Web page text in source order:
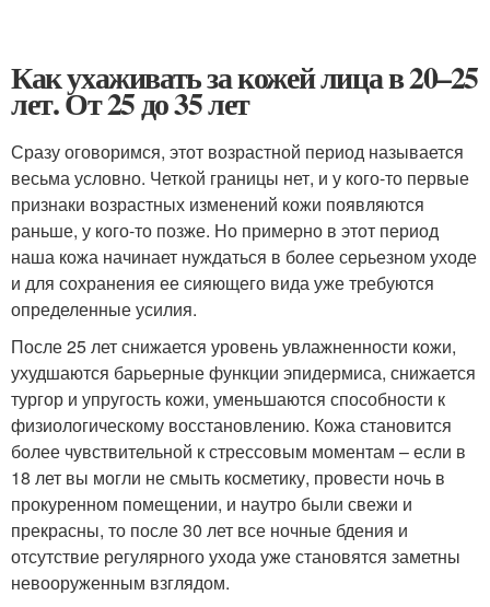
Как ухаживать за кожей лица в 20–25
лет. От 25 до 35 лет
Сразу оговоримся, этот возрастной период называется
весьма условно. Четкой границы нет, и у кого-то первые
признаки возрастных изменений кожи появляются
раньше, у кого-то позже. Но примерно в этот период
наша кожа начинает нуждаться в более серьезном уходе
и для сохранения ее сияющего вида уже требуются
определенные усилия.
После 25 лет снижается уровень увлажненности кожи,
ухудшаются барьерные функции эпидермиса, снижается
тургор и упругость кожи, уменьшаются способности к
физиологическому восстановлению. Кожа становится
более чувствительной к стрессовым моментам – если в
18 лет вы могли не смыть косметику, провести ночь в
прокуренном помещении, и наутро были свежи и
прекрасны, то после 30 лет все ночные бдения и
отсутствие регулярного ухода уже становятся заметны
невооруженным взглядом.